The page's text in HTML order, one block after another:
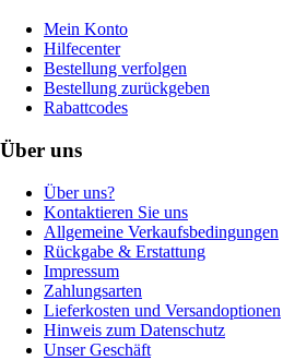
Mein Konto
Hilfecenter
Bestellung verfolgen
Bestellung zurückgeben
Rabattcodes
Über uns
Über uns?
Kontaktieren Sie uns
Allgemeine Verkaufsbedingungen
Rückgabe & Erstattung
Impressum
Zahlungsarten
Lieferkosten und Versandoptionen
Hinweis zum Datenschutz
Unser Geschäft